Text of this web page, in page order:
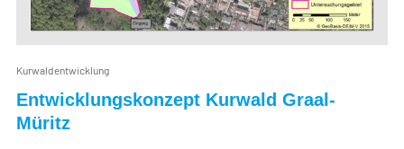
Kurwaldentwicklung
Entwicklungskonzept Kurwald Graal-
Müritz